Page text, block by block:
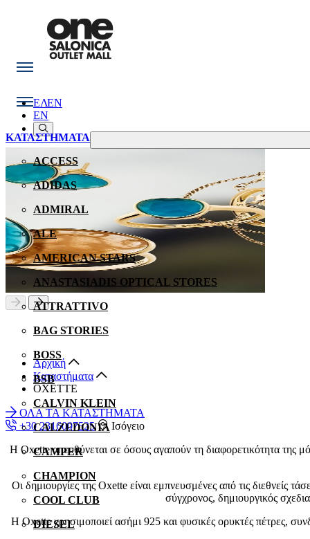
EN
ΚΑΤΑΣΤΗΜΑΤΑ
ACCESS
ADIDAS
ADMIRAL
ALE
AMERICAN STARS
ANASTASIADIS OPTICAL STORES
ATTRATTIVO
BAG STORIES
BOSS
BSB
CALVIN KLEIN
CALZEDONIA
CAMPER
CHAMPION
COOL CLUB
DIESEL
ΕΛ
EN
Αρχική
Καταστήματα
OXETTE
ΟΛΑ ΤΑ ΚΑΤΑΣΤΗΜΑΤΑ
+30 2316007525
Ισόγειο
Η Oxette απευθύνεται σε όσους αγαπούν τη διαφορετικότητα της
Οι δημιουργίες της Oxette είναι εμπνευσμένες από τις διεθνείς
σύγχρονος, δημιουργικός
Η Oxette χρησιμοποιεί ασήμι 925 και φυσικές ορυκτές πέτρες,